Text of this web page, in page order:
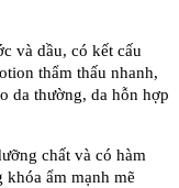
và dầu, có kết cấu
thẩm thấu nhanh,
da thường, da hỗn hợp
chất và có hàm
khóa ẩm mạnh mẽ